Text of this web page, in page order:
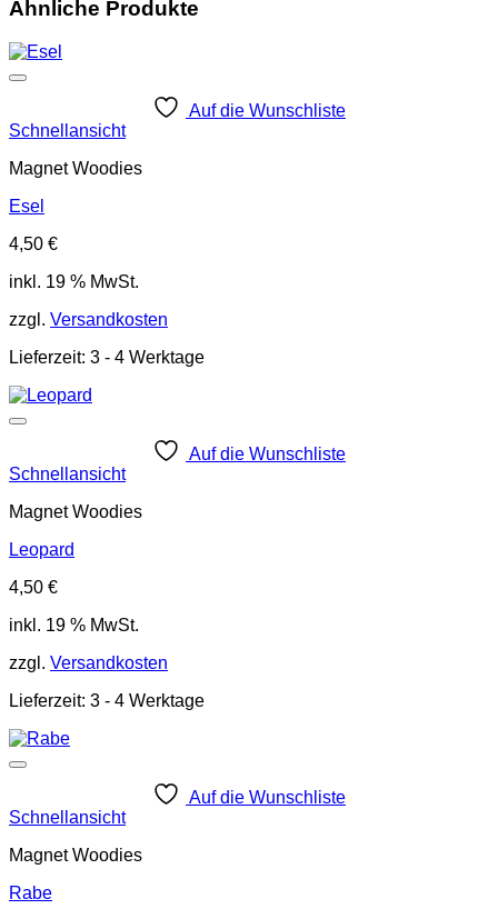
Ähnliche Produkte
Auf die Wunschliste
Schnellansicht
Magnet Woodies
Esel
4,50 €
inkl. 19 % MwSt.
zzgl. Versandkosten
Lieferzeit: 3 - 4 Werktage
Auf die Wunschliste
Schnellansicht
Magnet Woodies
Leopard
4,50 €
inkl. 19 % MwSt.
zzgl. Versandkosten
Lieferzeit: 3 - 4 Werktage
Auf die Wunschliste
Schnellansicht
Magnet Woodies
Rabe